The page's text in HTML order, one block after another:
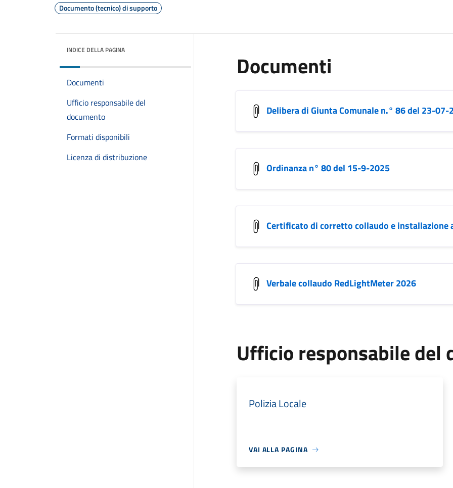
Documento (tecnico) di supporto
INDICE DELLA PAGINA
Documenti
Ufficio responsabile del
documento
Formati disponibili
Licenza di distribuzione
Documenti
Delibera di Giunta Comunale n.° 86 del 23-
Ordinanza n° 80 del 15-9-2025
Certificato di corretto collaudo e installazione
Verbale collaudo RedLightMeter 2026
Ufficio responsabile del
Polizia Locale
VAI ALLA PAGINA